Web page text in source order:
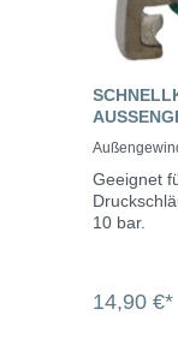
Geeignet
10 bar.
14,90 €*